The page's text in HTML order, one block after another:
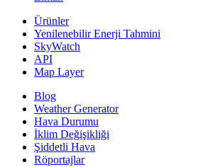
Ürünler
Yenilenebilir Enerji Tahmini
SkyWatch
API
Map Layer
Blog
Weather Generator
Hava Durumu
İklim Değişikliği
Şiddetli Hava
Röportajlar